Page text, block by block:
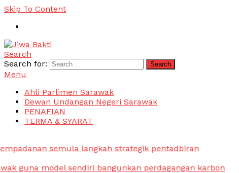
Skip To Content
Jiwa Bakti
Suara PBB Sarawak
Search
Search for:
Menu
Ahli Parlimen Sarawak
Dewan Undangan Negeri Sarawak
PENAFIAN
TERMA & SYARAT
semula langkah strategik pentadbiran
guna model sendiri bangunkan perdagangan karbon